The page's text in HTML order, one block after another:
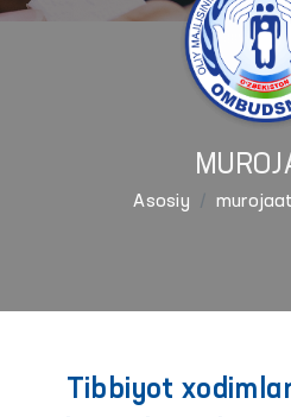
Asosiy murojaat
Tibbiyot